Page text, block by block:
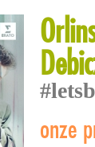
onze